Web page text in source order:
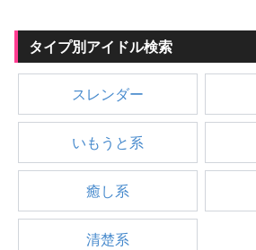
タイプ別アイドル検索
スレンダー
いもうと系
癒し系
清楚系